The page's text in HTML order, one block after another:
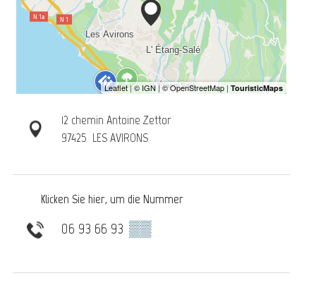
12 chemin Antoine Zettor
97425 LES AVIRONS
Klicken Sie hier, um die Nummer
06 93 66 93 ▒▒